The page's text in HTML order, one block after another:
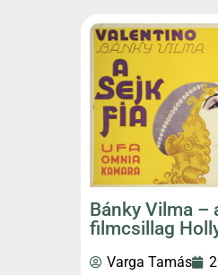
Bánky Vilma –
filmcsillag
Varga Tamás